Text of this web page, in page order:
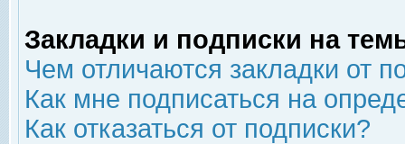
Закладки и подписки на
Чем отличаются закладки от
Как мне подписаться на
Как отказаться от подписки?